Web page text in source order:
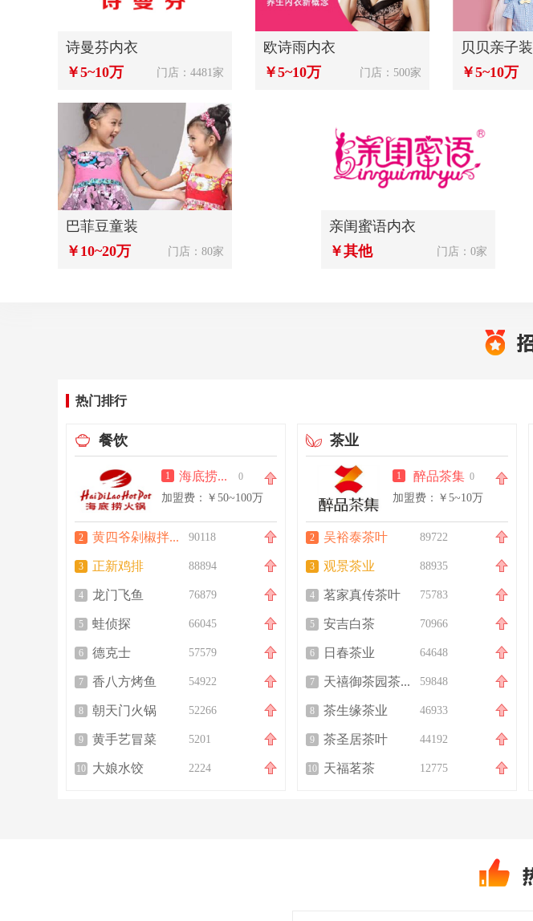
诗曼芬内衣
￥5~10万
门店：4481家
欧诗雨内衣
￥5~10万
门店：500家
贝贝亲子装
￥5~10万
巴菲豆童装
￥10~20万
门店：80家
亲闺蜜语内衣
￥其他
门店：0家
热门排行
餐饮
1 0
加盟费：￥50~100万
2 90118
3 正新鸡排 88894
4 龙门飞鱼 76879
5 蛙侦探 66045
6 德克士 57579
7 香八方烤鱼 54922
8 朝天门火锅 52266
9 黄手艺冒菜 5201
10 大娘水饺 2224
茶业
1 醉品茶集 0
加盟费：￥5~10万
2 吴裕泰茶叶 89722
3 观景茶业 88935
4 茗家真传茶叶 75783
5 安吉白茶 70966
6 日春茶业 64648
7 59848
8 茶生缘茶业 46933
9 茶圣居茶叶 44192
10 天福茗茶 12775